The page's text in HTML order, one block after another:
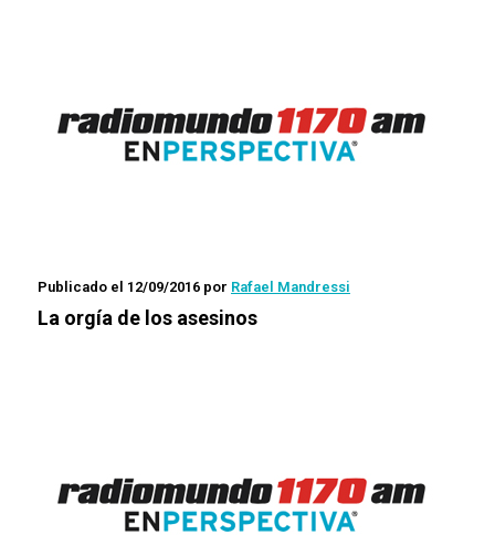
Publicado el 12/09/2016 por Rafael Mandressi
La orgía de los asesinos